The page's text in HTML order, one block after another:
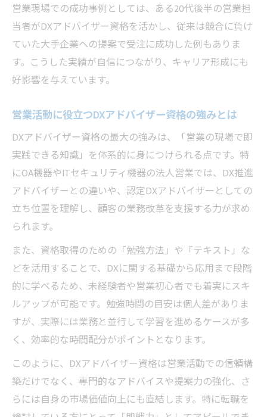
営業現場で比較するDX推進アドバイザーと
DXアドバイザー
効率的な勉強方法で営業の現場力を磨くには
営業向けDXアドバイザー検定の効果的な勉
強法
営業職のためのDXアドバイザー検定テキス
営業活動と両立できるDXアドバイザー勉強
時間の工夫
営業担当者が実践するDXアドバイザー検定
の学習計画
資格取得後の営業活動に生きるDXの実践活用法
営業で実践するDXアドバイザー資格活用の
具体例
営業現場でDXアドバイザー資格が役立つ場
面集
営業活動に生かすDXアドバイザー認定のメ
リット
営業でDXアドバイザー資格を活かす提案の
コツ
営業現場での成功事例としては、ある20代後半の営業担
当者がDXアドバイザー資格を活かし、従来は競合に負け
ていた大手企業への提案で受注に成功した例もありま
す。こうした実績が自信につながり、キャリア形成にも
好影響を与えています。
営業活動に役立つDXアドバイザー資格の強みとは
DXアドバイザー資格の最大の強みは、「営業の現場で即
実践できる知識」を体系的に身につけられる点です。特
にOA機器やITセキュリティ機器の法人営業では、DX推進
アドバイザーとの違いや、認定DXアドバイザーとしての
立ち位置を理解し、顧客の業務改革を支援する力が求め
られます。
また、資格取得のための「勉強方法」や「テキスト」な
どを活用することで、DXに関する基礎から応用まで段階
的に学べるため、未経験者や営業初心者でも着実にスキ
ルアップが可能です。勉強時間の目安は個人差がありま
すが、実際には業務と並行して学習を進めるケースが多
く、効率的な時間配分がポイントとなります。
このように、DXアドバイザー資格は営業活動での信頼構
築だけでなく、専門的なアドバイスや提案力の強化、さ
らには自身の市場価値向上にも直結します。特に転職を